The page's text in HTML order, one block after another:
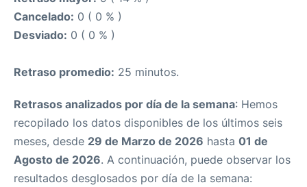
Cancelado: 0 ( 0 % )
Desviado: 0 ( 0 % )
Retraso promedio: 25 minutos.
Retrasos analizados por día de la semana: Hemos
recopilado los datos disponibles de los últimos seis
meses, desde 29 de Marzo de 2026 hasta 01 de
Agosto de 2026. A continuación, puede observar los
resultados desglosados por día de la semana: